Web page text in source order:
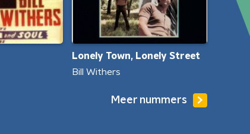
Lonely Town, Lonely Street
Bill Withers
Meer nummers